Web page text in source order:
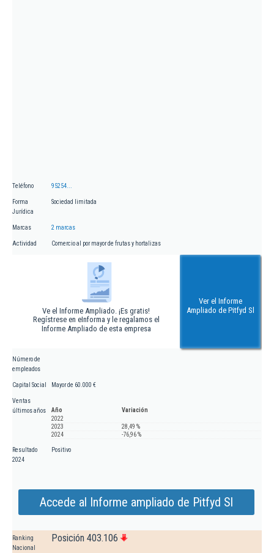
Teléfono 95254...
Forma
Jurídica
Sociedad limitada
Marcas 2 marcas
Actividad Comercio al por mayor de frutas y hortalizas
Ve el Informe Ampliado. ¡Es gratis!
Regístrese en eInforma y le regalamos el
Informe Ampliado de esta empresa
Ver el Informe
Ampliado de Pitfyd Sl
Número de
empleados
Capital Social Mayor de 60.000 €
Ventas
últimos años
Año
Variación
2022
2023
28,49 %
2024
-76,96 %
Resultado
2024
Positivo
Accede al Informe ampliado de Pitfyd Sl
Ranking
Nacional
Posición 403.106